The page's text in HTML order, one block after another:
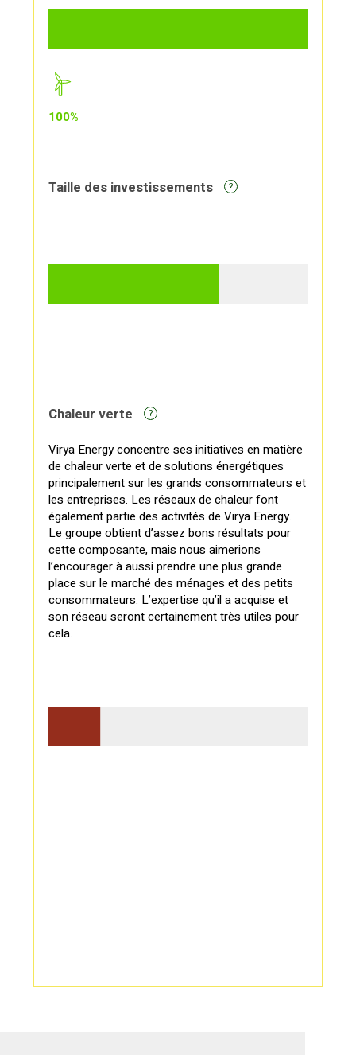
100%
Taille des investissements ?
Chaleur verte ?
Virya Energy concentre ses initiatives en matière
de chaleur verte et de solutions énergétiques
principalement sur les grands consommateurs et
les entreprises. Les réseaux de chaleur font
également partie des activités de Virya Energy.
Le groupe obtient d’assez bons résultats pour
cette composante, mais nous aimerions
l’encourager à aussi prendre une plus grande
place sur le marché des ménages et des petits
consommateurs. L’expertise qu’il a acquise et
son réseau seront certainement très utiles pour
cela.